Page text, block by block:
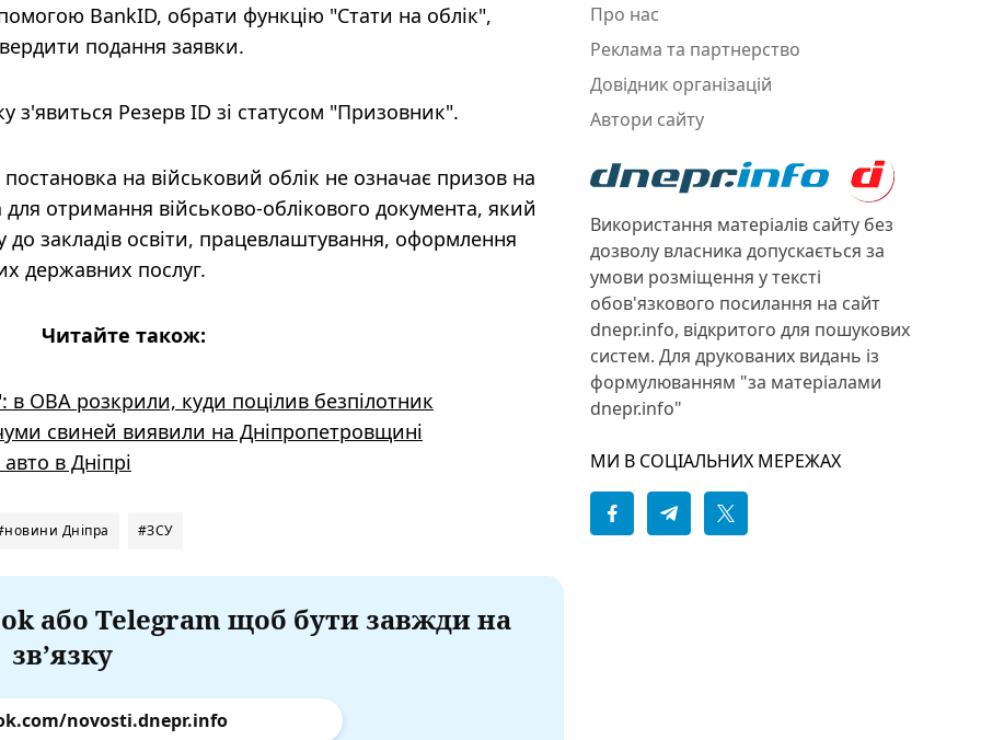
BankID, обрати функцію "Стати на облік",
подання заявки.
з'явиться Резерв ID зі статусом "Призовник".
на військовий облік не означає призов на
отримання військово-облікового документа, який
до закладів освіти, працевлаштування, оформлення
державних послуг.
Читайте також:
ОВА розкрили, куди поцілив безпілотник
свиней виявили на Дніпропетровщині
в Дніпрі
Дніпра #ЗСУ
або Telegram щоб бути завжди на
зв’язку
novosti.dnepr.info
Про нас
Реклама та партнерство
Довідник організацій
Автори сайту
Використання матеріалів сайту без
дозволу власника допускається за
умови розміщення у тексті
обов'язкового посилання на сайт
dnepr.info, відкритого для пошукових
систем. Для друкованих видань із
формулюванням "за матеріалами
dnepr.info"
МИ В СОЦІАЛЬНИХ МЕРЕЖАХ